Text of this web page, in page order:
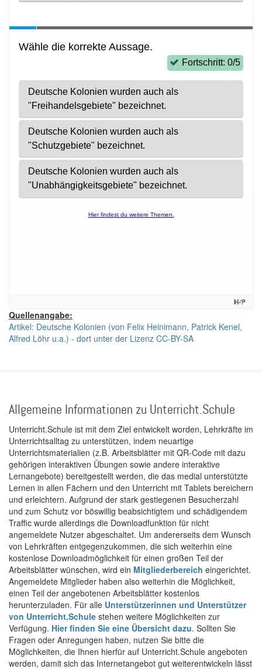
Quellenangabe:
Artikel: Deutsche Kolonien (von Felix Heinimann, Patrick Kenel,
Alfred Löhr u.a.) - dort unter der Lizenz CC-BY-SA
Allgemeine Informationen zu Unterricht.Schule
Unterricht.Schule ist mit dem Ziel entwickelt worden, Lehrkräfte im
Unterrichtsalltag zu unterstützen, indem neuartige
Unterrichtsmaterialien (z.B. Arbeitsblätter mit QR-Code mit dazu
gehörigen interaktiven Übungen sowie andere interaktive
Lernangebote) bereitgestellt werden, die das medial unterstützte
Lernen in allen Fächern und den Unterricht mit Tablets bereichern
und erleichtern. Aufgrund der stark gestiegenen Besucherzahl
und zum Schutz vor böswillig beabsichtigtem und schädigendem
Traffic wurde allerdings die Downloadfunktion für nicht
angemeldete Nutzer abgeschaltet. Um andererseits dem Wunsch
von Lehrkräften entgegenzukommen, die sich weiterhin eine
kostenlose Downloadmöglichkeit für einen großen Teil der
Arbeitsblätter wünschen, wird ein Mitgliederbereich eingerichtet.
Angemeldete Mitglieder haben also weiterhin die Möglichkeit,
einen Teil der angebotenen Arbeitsblätter kostenlos
herunterzuladen. Für alle Unterstützerinnen und Unterstützer
von Unterricht.Schule stehen weitere Möglichkeiten zur
Verfügung. Hier finden Sie eine Übersicht dazu. Sollten Sie
Fragen oder Anregungen haben, nutzen Sie bitte die
Möglichkeiten, die Ihnen hierfür auf Unterricht.Schule angeboten
werden, damit sich das Internetangebot gut weiterentwickeln lässt